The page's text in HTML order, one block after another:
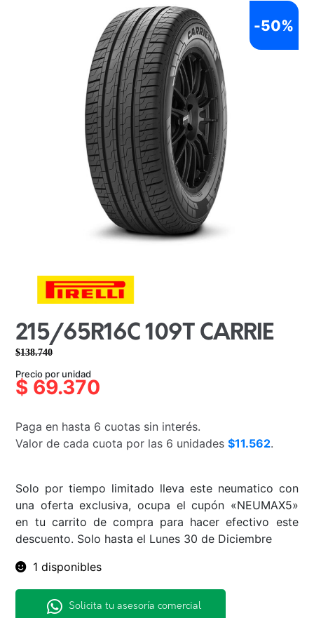
215/65R16C 109T CARRIE
$138.740
precio
original
$138.740.
precio
actual
$69.370.
Precio por unidad
$ 69.370
Paga en hasta 6 cuotas sin interés.
Valor de cada cuota por las 6 unidades$11.562.
-50%
Solo por tiempo limitado lleva este neumatico con
una oferta exclusiva, ocupa el cupón «NEUMAX5»
en tu carrito de compra para hacer efectivo este
descuento. Solo hasta el Lunes 30 de Diciembre
1 disponibles
Solicita tu asesoría comercial